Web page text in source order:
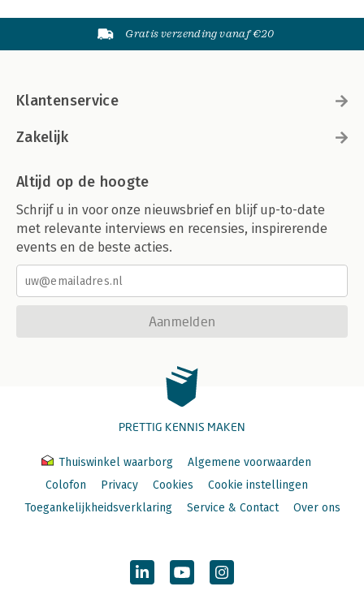
Gratis verzending vanaf €20
Klantenservice
Zakelijk
Altijd op de hoogte
Schrijf u in voor onze nieuwsbrief en blijf up-to-date
met relevante interviews en recensies, inspirerende
events en de beste acties.
Aanmelden
PRETTIG KENNIS MAKEN
Thuiswinkel waarborg
Algemene voorwaarden
Colofon
Privacy Cookies
Cookie instellingen
Toegankelijkheidsverklaring
Service & Contact Over ons